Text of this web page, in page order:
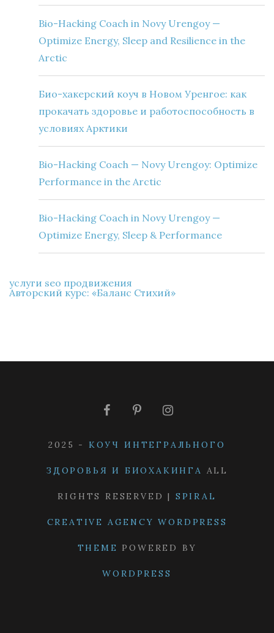
Bio-Hacking Coach in Novy Urengoy —
Optimize Energy, Sleep and Resilience in the
Arctic
Био-хакерский коуч в Новом Уренгое: как
прокачать здоровье и работоспособность в
условиях Арктики
Bio-Hacking Coach — Novy Urengoy: Optimize
Performance in the Arctic
Bio-Hacking Coach in Novy Urengoy —
Optimize Energy, Sleep & Performance
услуги seo продвижения
Авторский курс: «Баланс Стихий»
2025 -КОУЧ ИНТЕГРАЛЬНОГО
ЗДОРОВЬЯ И БИОХАКИНГА ALL
RIGHTS RESERVED | SPIRAL
CREATIVE AGENCY WORDPRESS
THEME POWERED BY
WORDPRESS